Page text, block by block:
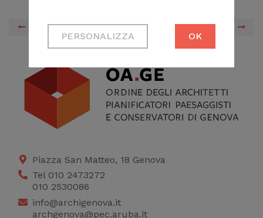
Cookie tecnici
Necessari per
correttamente del
sito
Cookie di profilazione
statistici su di te per
migliorare il servizio
PERSONALIZZA OK
PREVIOUS NEXT
Piazza San Matteo, 18 Genova
Tel 010 2473272
010 2530086
info@archigenova.it
archgenova@pec.aruba.it